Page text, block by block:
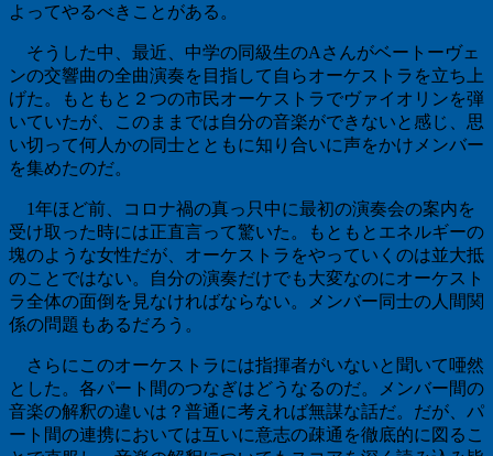
よってやるべきことがある。
そうした中、最近、中学の同級生のA さんがベートーヴェ
ンの交響曲の全曲演奏を目指して自らオーケストラを立ち上
げた。もともと２つの市民オーケストラでヴァイオリンを弾
いていたが、このままでは自分の音楽ができないと感じ、思
い切って何人かの同士とともに知り合いに声をかけメンバー
を集めたのだ。
1年ほど前、コロナ禍の真っ只中に最初の演奏会の案内を
受け取った時には正直言って驚いた。もともとエネルギーの
塊のような女性だが、オーケストラをやっていくのは並大抵
のことではない。自分の演奏だけでも大変なのにオーケスト
ラ全体の面倒を見なければならない。メンバー同士の人間関
係の問題もあるだろう。
さらにこのオーケストラには指揮者がいないと聞いて唖然
とした。各パート間のつなぎはどうなるのだ。メンバー間の
音楽の解釈の違いは？普通に考えれば無謀な話だ。だが、パ
ート間の連携においては互いに意志の疎通を徹底的に図るこ